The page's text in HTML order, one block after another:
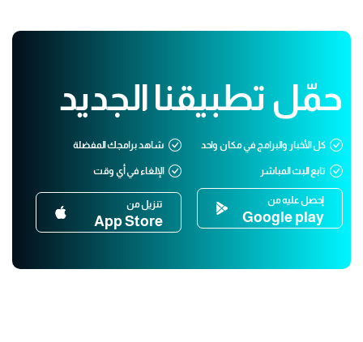
حمّل تطبيقنا الجديد
كل الأخبار والبرامج في مكان واحد شاهد برامجك المفضلة
تابع البث المباشر الإلغاء في أي وقت
إحصل عليه من
Google play
تنزيل من
App Store